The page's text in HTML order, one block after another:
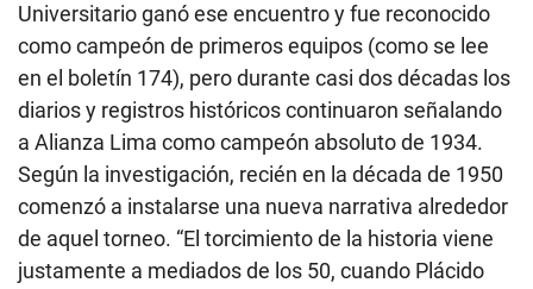
Universitario ganó ese encuentro y fue reconocido
como campeón de primeros equipos (como se lee
en el boletín 174), pero durante casi dos décadas los
diarios y registros históricos continuaron señalando
a Alianza Lima como campeón absoluto de 1934.
Según la investigación, recién en la década de 1950
comenzó a instalarse una nueva narrativa alrededor
de aquel torneo. “El torcimiento de la historia viene
justamente a mediados de los 50, cuando Plácido